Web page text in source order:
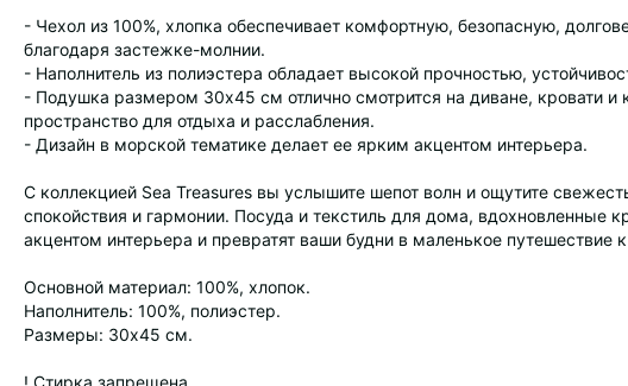
- Чехол из 100%, хлопка обеспечивает комфортную, безопасную,
благодаря застежке-молнии.
- Наполнитель из полиэстера обладает высокой прочностью,
- Подушка размером 30х45 см отлично смотрится на диване, кровати и
пространство для отдыха и расслабления.
- Дизайн в морской тематике делает ее ярким акцентом интерьера.
С коллекцией Sea Treasures вы услышите шепот волн и ощутите
спокойствия и гармонии. Посуда и текстиль для дома, вдохновленные
акцентом интерьера и превратят ваши будни в маленькое путешествие
Основной материал: 100%, хлопок.
Наполнитель: 100%, полиэстер.
Размеры: 30х45 см.
! Стирка запрещена